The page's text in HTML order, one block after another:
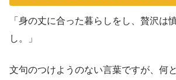
「身の丈に合った暮らしをし、贅沢は
し。」
文句のつけようのない言葉ですが、何